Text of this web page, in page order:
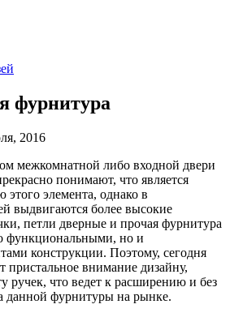
фурнитура
2016
межкомнатной либо входной двери
понимают, что является
этого элемента, однако в
выдвигаются более высокие
петли дверные и прочая фурнитура
функциональными, но и
конструкции. Поэтому, сегодня
пристальное внимание дизайну,
ручек, что ведет к расширению и без
данной фурнитуры на рынке.